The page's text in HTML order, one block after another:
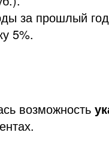
за прошлый
5%.
возможность